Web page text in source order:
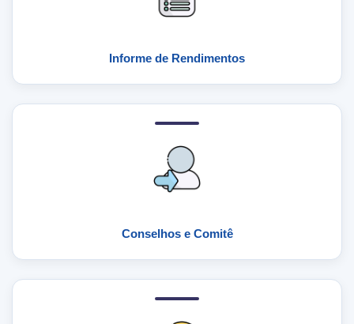
Informe de Rendimentos
Conselhos e Comitê